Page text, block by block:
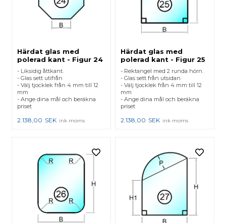
Härdat glas med
polerad kant - Figur 24
- Liksidig åttkant.
- Glas sett utifrån
- Välj tjocklek från 4 mm till 12
mm
- Ange dina mål och beräkna
priset
2.138,00 SEK ink moms
Härdat glas med
polerad kant - Figur 25
- Rektangel med 2 runda hörn.
- Glas sett från utsidan
- Välj tjocklek från 4 mm till 12
mm
- Ange dina mål och beräkna
priset
2.138,00 SEK ink moms